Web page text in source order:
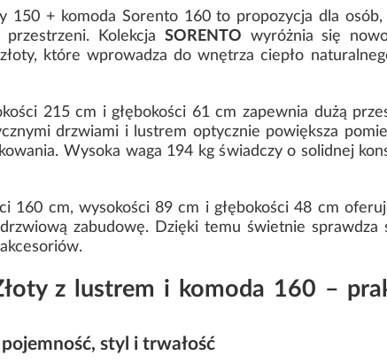
150 + komoda Sorento 160 to propozycja dla
przestrzeni. Kolekcja SORENTO wyróżnia się
które wprowadza do wnętrza ciepło
215 cm i głębokości 61 cm zapewnia dużą
drzwiami i lustrem optycznie powiększa
Wysoka waga 194 kg świadczy o solidnej
160 cm, wysokości 89 cm i głębokości 48 cm
zabudowę. Dzięki temu świetnie sprawdza
z lustrem i komoda 160 –
styl i trwałość